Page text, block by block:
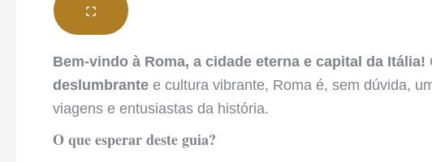
Bem-vindo à Roma, a cidade eterna e capital da Itália!
deslumbrante e cultura vibrante, Roma é, sem dúvida,
viagens e entusiastas da história.
O que esperar deste guia?